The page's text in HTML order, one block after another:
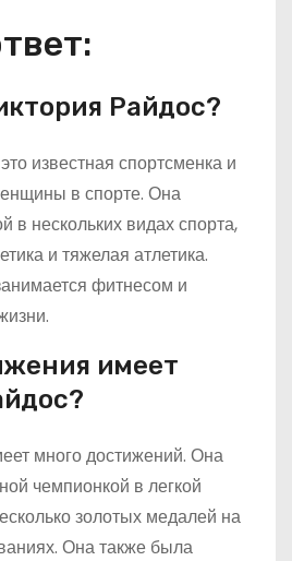
Райдос?
известная спортсменка и
в спорте. Она
в нескольких видах спорта,
и тяжелая атлетика.
фитнесом и
имеет
много достижений. Она
чемпионкой в легкой
золотых медалей на
Она также была